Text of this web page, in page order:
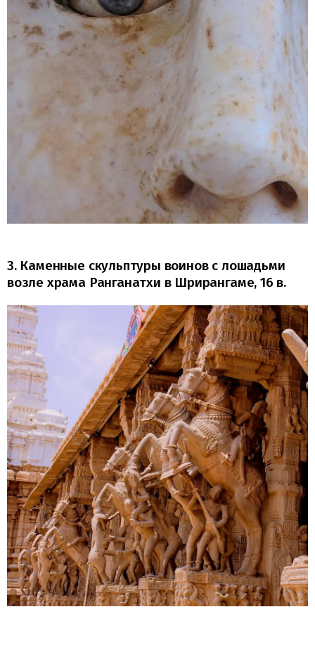
3. Каменные скульптуры воинов с лошадьми
возле храма Ранганатхи в Шрирангаме, 16 в.